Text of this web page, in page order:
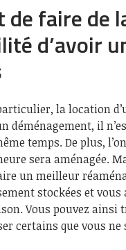
de faire de
d’avoir
la location
déménagement, il
temps. De plus,
sera aménagée.
un meilleur
stockées et
Vous pouvez ainsi
certains que vous